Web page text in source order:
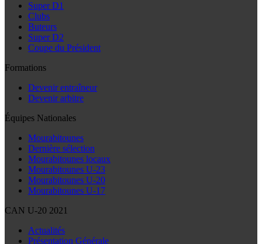
Super D1
Clubs
Buteurs
Super D2
Coupe du Président
Formations
Devenir entraîneur
Devenir arbitre
Équipes Nationales
Mourabitounes
Dernière sélection
Mourabitounes locaux
Mourabitounes U-23
Mourabitounes U-20
Mourabitounes U-17
CAN U-20 2021
Actualités
Présentation Générale